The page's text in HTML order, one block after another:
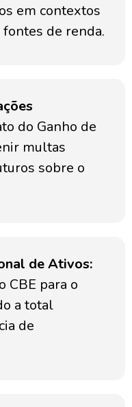
em contextos
de renda.
do Ganho de
multas
sobre o
de Ativos:
CBE para o
a total
de